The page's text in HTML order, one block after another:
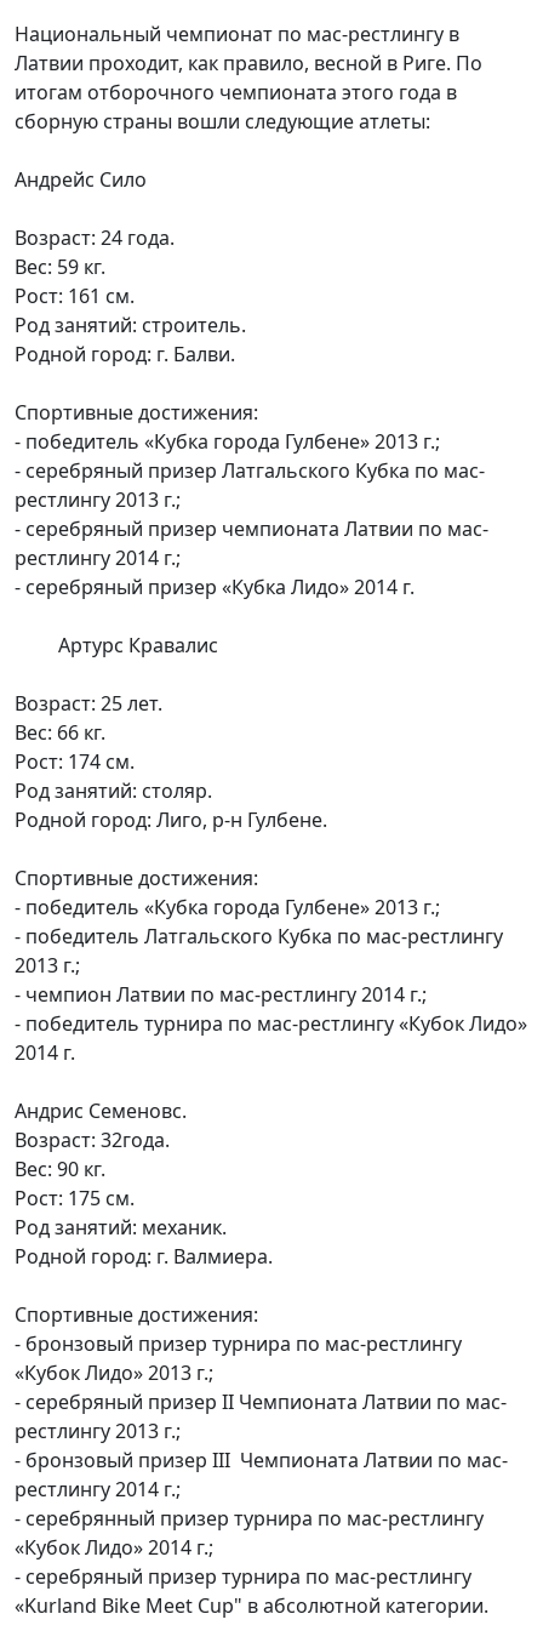
Национальный чемпионат по мас-рестлингу в
Латвии проходит, как правило, весной в Риге. По
итогам отборочного чемпионата этого года в
сборную страны вошли следующие атлеты:
Андрейс Сило
Возраст: 24 года.
Вес: 59 кг.
Рост: 161 см.
Род занятий: строитель.
Родной город: г. Балви.
Спортивные достижения:
- победитель «Кубка города Гулбене» 2013 г.;
- серебряный призер Латгальского Кубка по мас-
рестлингу 2013 г.;
- серебряный призер чемпионата Латвии по мас-
рестлингу 2014 г.;
- серебряный призер «Кубка Лидо» 2014 г.
Артурс Кравалис
Возраст: 25 лет.
Вес: 66 кг.
Рост: 174 см.
Род занятий: столяр.
Родной город: Лиго, р-н Гулбене.
Спортивные достижения:
- победитель «Кубка города Гулбене» 2013 г.;
- победитель Латгальского Кубка по мас-рестлингу
2013 г.;
- чемпион Латвии по мас-рестлингу 2014 г.;
- победитель турнира по мас-рестлингу «Кубок Лидо»
2014 г.
Андрис Семеновс.
Возраст: 32года.
Вес: 90 кг.
Рост: 175 см.
Род занятий: механик.
Родной город: г. Валмиера.
Спортивные достижения:
- бронзовый призер турнира по мас-рестлингу
«Кубок Лидо» 2013 г.;
- серебряный призер II Чемпионата Латвии по мас-
рестлингу 2013 г.;
- бронзовый призер III Чемпионата Латвии по мас-
рестлингу 2014 г.;
- серебрянный призер турнира по мас-рестлингу
«Кубок Лидо» 2014 г.;
- серебряный призер турнира по мас-рестлингу
«Kurland Bike Meet Cup" в абсолютной категории.